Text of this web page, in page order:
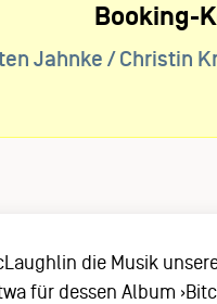
Booking-
Jahnke / Christin
die Musik
für dessen Album